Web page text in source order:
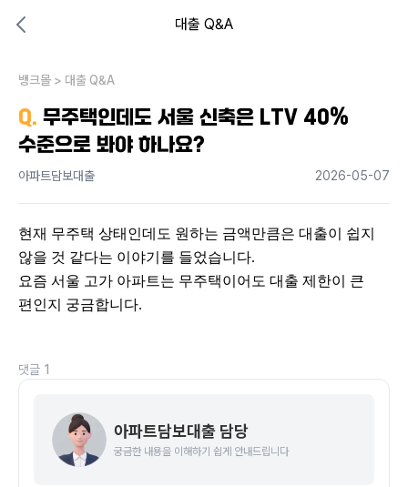
대출 Q&A
내 상황엔 어떤 방법이 있을까?
뱅크몰 > 대출 Q&A
Q. 무주택인데도 서울 신축은 LTV 40%
수준으로 봐야 하나요?
아파트담보대출 2026-05-07
현재 무주택 상태인데도 원하는 금액만큼은 대출이 쉽지
않을 것 같다는 이야기를 들었습니다.
요즘 서울 고가 아파트는 무주택이어도 대출 제한이 큰
편인지 궁금합니다.
댓글 1
아파트담보대출 담당
궁금한 내용을 이해하기 쉽게 안내드립니다